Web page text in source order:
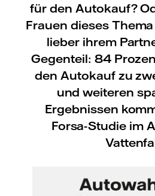
für den Autokauf?
Frauen dieses
lieber ihrem
Gegenteil: 84
den Autokauf zu
und weiteren
Ergebnissen
Forsa-Studie im